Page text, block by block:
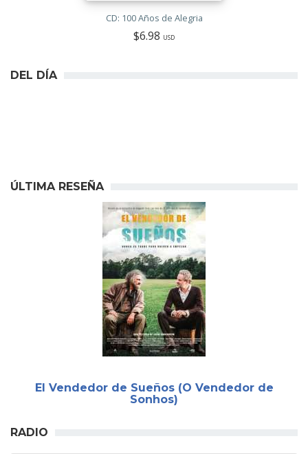
CD: 100 Años de Alegria
$6.98 USD
DEL DÍA
ÚLTIMA RESEÑA
El Vendedor de Sueños (O Vendedor de
Sonhos)
RADIO